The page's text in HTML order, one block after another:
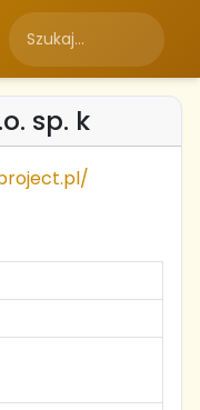
sp. k